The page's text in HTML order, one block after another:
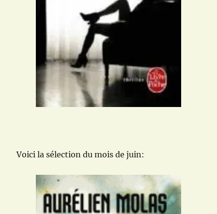
Voici la sélection du mois de juin: